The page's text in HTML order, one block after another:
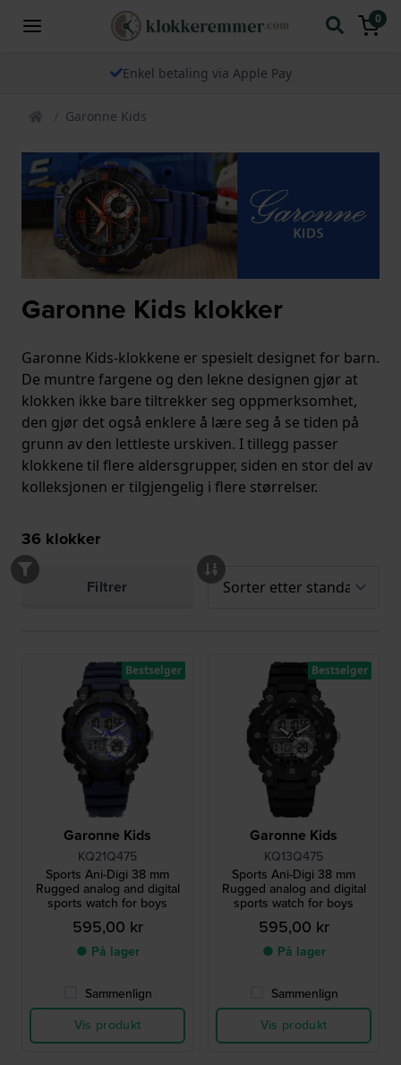
0
Enkel betaling via Apple Pay
Garonne Kids
Garonne Kids klokker
Garonne Kids-klokkene er spesielt designet for barn.
De muntre fargene og den lekne designen gjør at
klokken ikke bare tiltrekker seg oppmerksomhet,
den gjør det også enklere å lære seg å se tiden på
grunn av den lettleste urskiven. I tillegg passer
klokkene til flere aldersgrupper, siden en stor del av
kolleksjonen er tilgjengelig i flere størrelser.
36 klokker
Filtrer
Garonne Kids
KQ21Q475
Sports Ani-Digi 38 mm
Rugged analog and digital
sports watch for boys
595,00 kr
● På lager
Sammenlign
Vis produkt
Bestselger
Garonne Kids
KQ13Q475
Sports Ani-Digi 38 mm
Rugged analog and digital
sports watch for boys
595,00 kr
● På lager
Sammenlign
Vis produkt
Bestselger